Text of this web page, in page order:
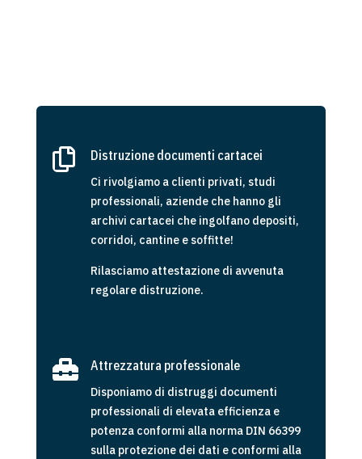
 Distruzione documenti cartacei
Ci rivolgiamo a clienti privati, studi
professionali, aziende che hanno gli
archivi cartacei che ingolfano depositi,
corridoi, cantine e soffitte!
Rilasciamo attestazione di avvenuta
regolare distruzione.
 Attrezzatura professionale
Disponiamo di distruggi documenti
professionali di elevata efficienza e
potenza conformi alla norma DIN 66399
sulla protezione dei dati e conformi alla